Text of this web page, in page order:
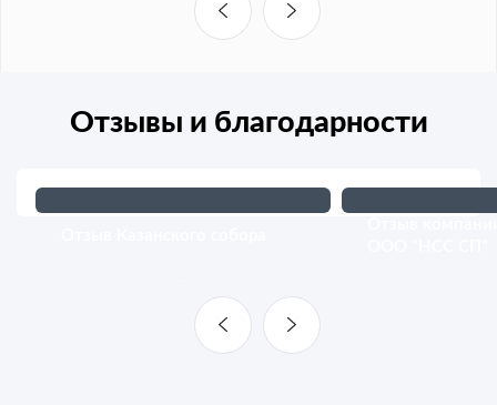
Отзывы и благодарности